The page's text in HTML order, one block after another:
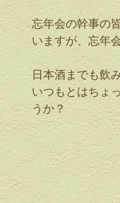
忘年会の幹事の
いますが、忘年
日本酒までも飲
いつもとはちょ
うか？